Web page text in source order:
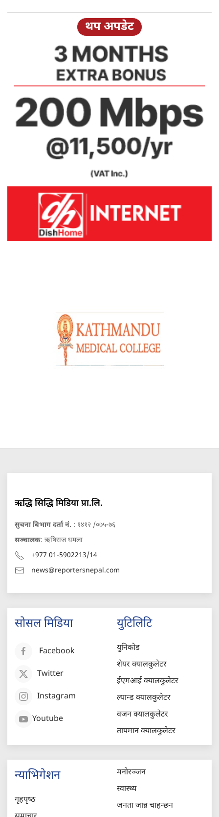
थप अपडेट
ऋद्धि सिद्धि मिडिया प्रा.लि.
सुचना बिभाग दर्ता नं. : १४१२ /०७५-७६
सञ्चालक: ऋषिराज धमला
+977 01-5902213/14
news@reportersnepal.com
सोसल मिडिया
Facebook
Twitter
Instagram
Youtube
युटिलिटि
युनिकोड
शेयर क्यालकुलेटर
ईएमआई क्यालकुलेटर
ल्यान्ड क्यालकुलेटर
वजन क्यालकुलेटर
तापमान क्यालकुलेटर
न्याभिगेशन
गृहपृष्‍ठ
मनोरञ्जन
स्वास्थ्य
जनता जान्न चाहन्छन